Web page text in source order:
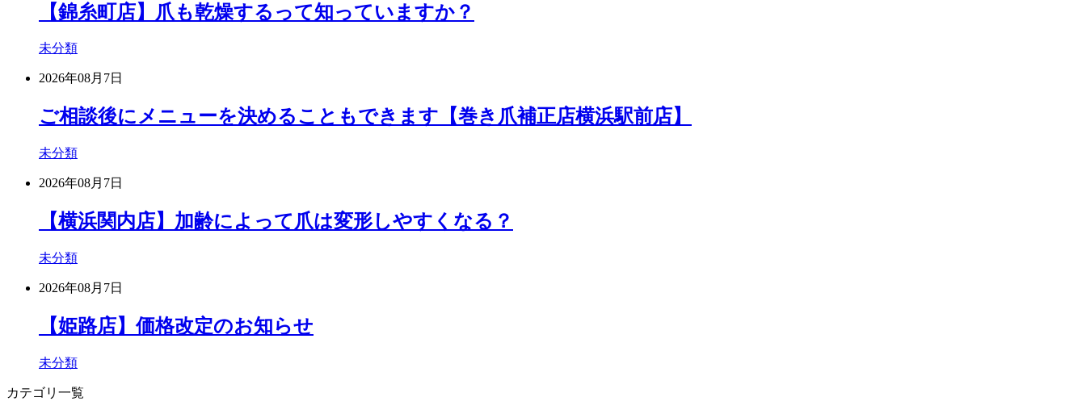
【錦糸町店】爪も乾燥するって知っていますか？
未分類
2026年08月7日
ご相談後にメニューを決めることもできます【巻き爪補正店横浜駅前店】
未分類
2026年08月7日
【横浜関内店】加齢によって爪は変形しやすくなる？
未分類
2026年08月7日
【姫路店】価格改定のお知らせ
未分類
カテゴリ一覧